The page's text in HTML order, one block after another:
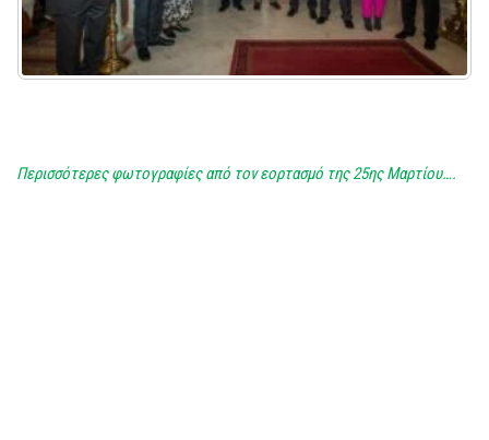
Περισσότερες φωτογραφίες από τον εορτασμό της 25ης Μαρτίου….